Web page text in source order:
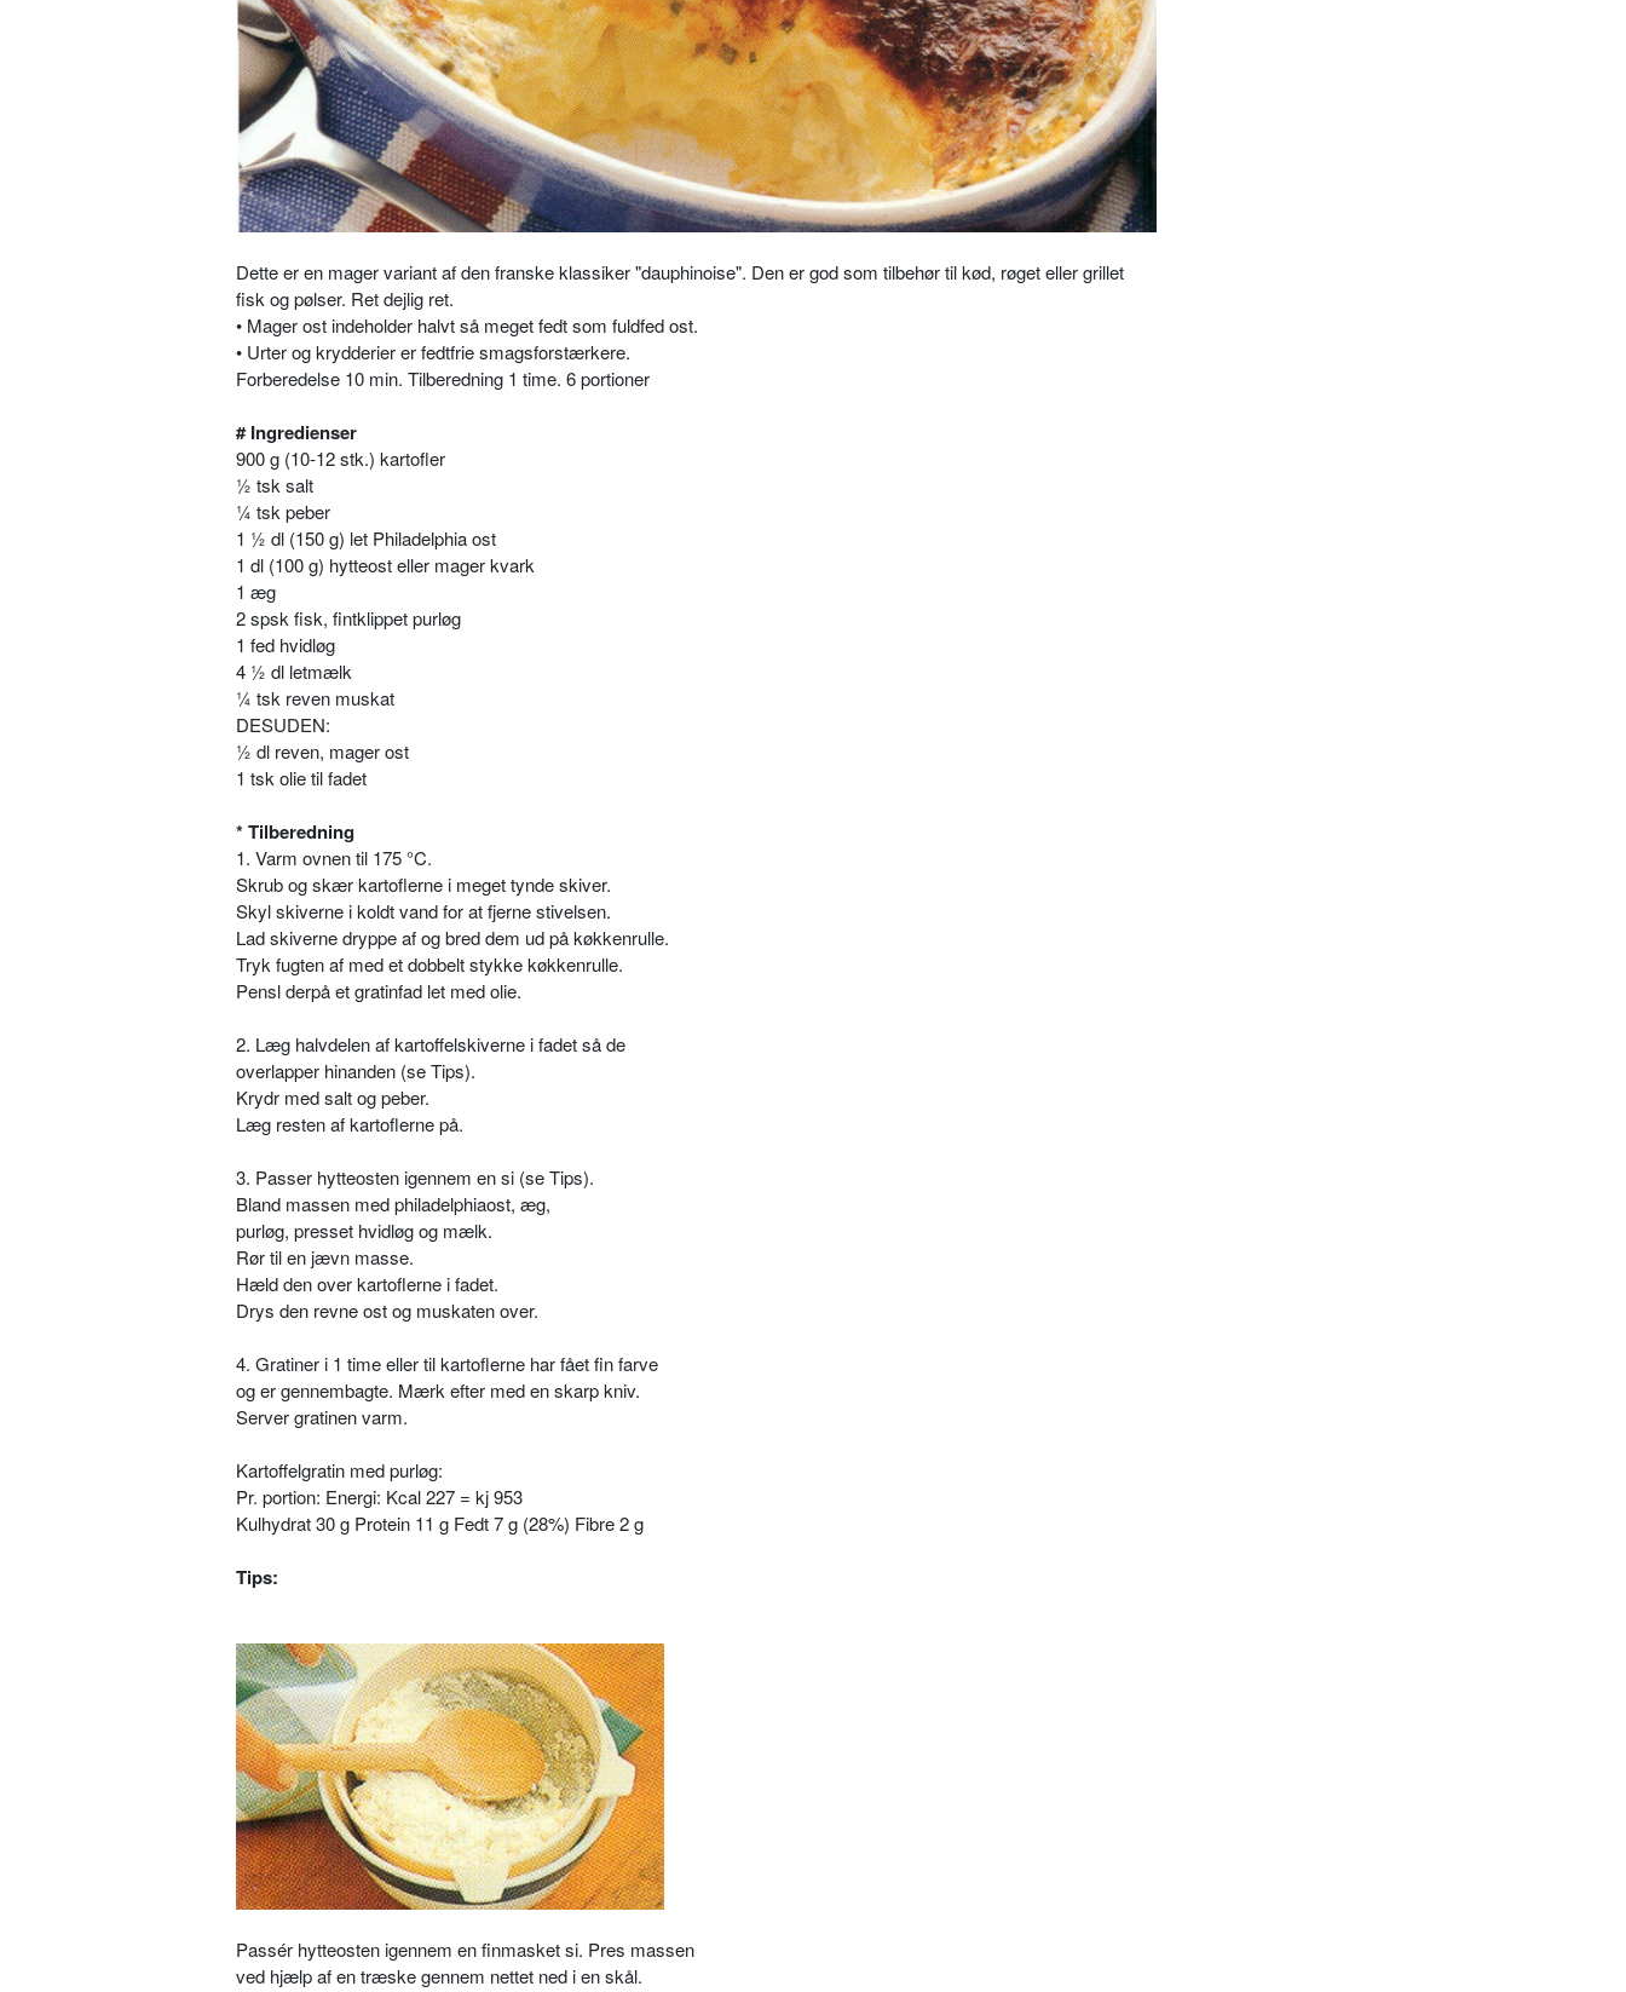
Dette er en mager variant af den franske klassiker "dauphinoise". Den er god som tilbehør til kød, røget eller grillet
fisk og pølser. Ret dejlig ret.
• Mager ost indeholder halvt så meget fedt som fuldfed ost.
• Urter og krydderier er fedtfrie smagsforstærkere.
Forberedelse 10 min. Tilberedning 1 time. 6 portioner
# Ingredienser
900 g (10-12 stk.) kartofler
½ tsk salt
¼ tsk peber
1 ½ dl (150 g) let Philadelphia ost
1 dl (100 g) hytteost eller mager kvark
1 æg
2 spsk fisk, fintklippet purløg
1 fed hvidløg
4 ½ dl letmælk
¼ tsk reven muskat
DESUDEN:
½ dl reven, mager ost
1 tsk olie til fadet
* Tilberedning
1. Varm ovnen til 175 °C.
Skrub og skær kartoflerne i meget tynde skiver.
Skyl skiverne i koldt vand for at fjerne stivelsen.
Lad skiverne dryppe af og bred dem ud på køkkenrulle.
Tryk fugten af med et dobbelt stykke køkkenrulle.
Pensl derpå et gratinfad let med olie.
2. Læg halvdelen af kartoffelskiverne i fadet så de
overlapper hinanden (se Tips).
Krydr med salt og peber.
Læg resten af kartoflerne på.
3. Passer hytteosten igennem en si (se Tips).
Bland massen med philadelphiaost, æg,
purløg, presset hvidløg og mælk.
Rør til en jævn masse.
Hæld den over kartoflerne i fadet.
Drys den revne ost og muskaten over.
4. Gratiner i 1 time eller til kartoflerne har fået fin farve
og er gennembagte. Mærk efter med en skarp kniv.
Server gratinen varm.
Kartoffelgratin med purløg:
Pr. portion: Energi: Kcal 227 = kj 953
Kulhydrat 30 g Protein 11 g Fedt 7 g (28%) Fibre 2 g
Tips:
Passér hytteosten igennem en finmasket si. Pres massen
ved hjælp af en træske gennem nettet ned i en skål.